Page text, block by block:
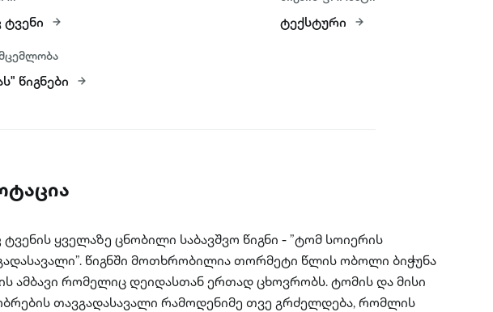
ტვენი
წიგნები
ტექსტური
ტვენის ყველაზე ცნობილი საბავშვო წიგნი - ”ტომ სოიერის
წიგნში მოთხრობილია თორმეტი წლის ობოლი ბიჭუნა
ამბავი რომელიც დეიდასთან ერთად ცხოვრობს. ტომის და მისი
თავგადასავალი რამოდენიმე თვე გრძელდება, რომლის